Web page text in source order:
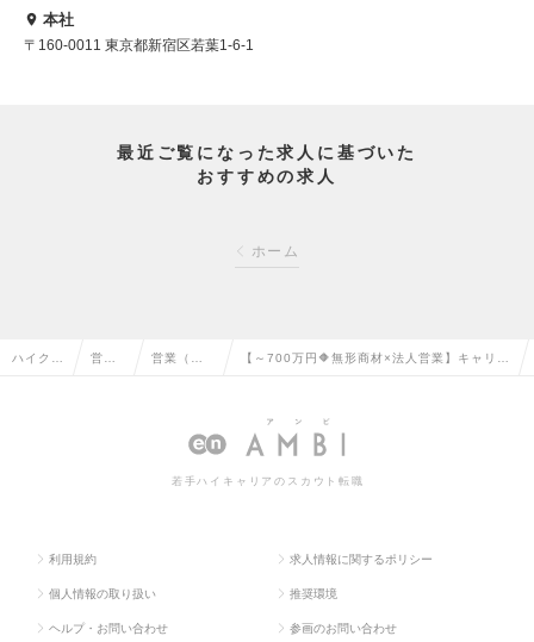
本社
〒160-0011 東京都新宿区若葉1-6-1
最近ご覧になった求人に基づいた
おすすめの求人
ホーム
ハイクラ 営業 営業（法 【～700万円🔶無形商材×法人営業】キャリア
の求人情報
若手ハイキャリアのスカウト転職
利用規約 求人情報に関するポリシー
個人情報の取り扱い 推奨環境
ヘルプ・お問い合わせ 参画のお問い合わせ